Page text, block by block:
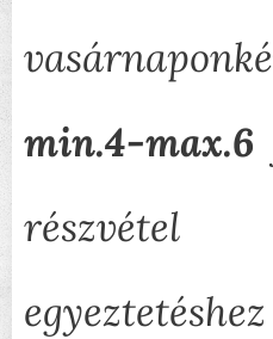
min.4-max.6